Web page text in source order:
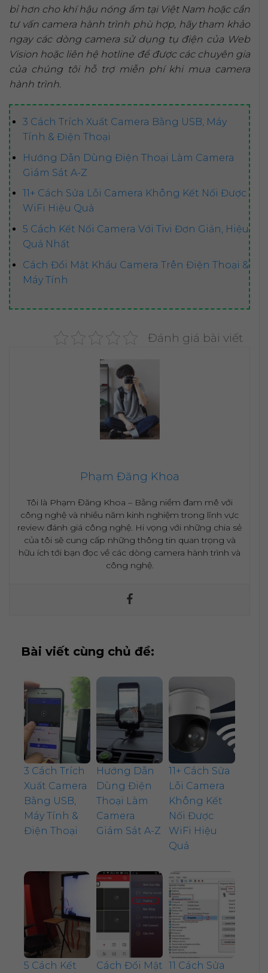
bỉ hơn cho khí hậu nóng ẩm tại Việt Nam hoặc cần
tư vấn camera hành trình phù hợp, hãy tham khảo
ngay các dòng camera sử dụng tụ điện của Web
Vision hoặc liên hệ hotline để được các chuyên gia
của chúng tôi hỗ trợ miễn phí khi mua camera
hành trình.
3 Cách Trích Xuất Camera Bằng USB, Máy
Tính & Điện Thoại
Hướng Dẫn Dùng Điện Thoại Làm Camera
Giám Sát A-Z
11+ Cách Sửa Lỗi Camera Không Kết Nối Được
WiFi Hiệu Quả
5 Cách Kết Nối Camera Với Tivi Đơn Giản, Hiệu
Quả Nhất
Cách Đổi Mật Khẩu Camera Trên Điện Thoại &
Máy Tính
Đánh giá bài viết
Phạm Đăng Khoa
Tôi là Phạm Đăng Khoa – Bằng niềm đam mê với
công nghệ và nhiều năm kinh nghiệm trong lĩnh vực
review đánh giá công nghệ. Hi vọng với những chia sẻ
của tôi sẽ cung cấp những thông tin quan trọng và
hữu ích tới bạn đọc về các dòng camera hành trình và
công nghệ.
Bài viết cùng chủ đề:
3 Cách Trích
Xuất Camera
Bằng USB,
Máy Tính &
Điện Thoại
Hướng Dẫn
Dùng Điện
Thoại Làm
Camera
Giám Sát A-Z
11+ Cách Sửa
Lỗi Camera
Không Kết
Nối Được
WiFi Hiệu
Quả
5 Cách Kết
Cách Đổi Mật 11 Cách Sửa